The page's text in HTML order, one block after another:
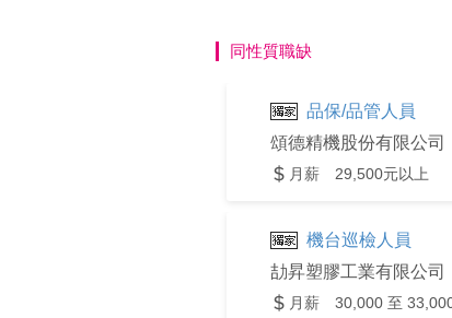
同性質職缺
品保/品管人員
頌德精機股份有限公司
月薪 29,500元以上
機台巡檢人員
劼昇塑膠工業有限公司
月薪 30,000 至